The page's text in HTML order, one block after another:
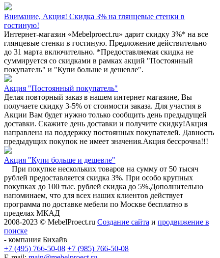
Внимание, Акция! Cкидка 3% на глянцевые стенки в
гостиную!
Интернет-магазин «Mebelproect.ru» дарит скидку 3%* на все
глянцевые стенки в гостиную. Предложение действительно
до 31 марта включительно. *Предоставляемая скидка не
суммируется со скидками в рамках акций "Постоянный
покупатель" и "Купи больше и дешевле".
Акция "Постоянный покупатель"
Делая повторный заказ в нашем интернет магазине, Вы
получаете скидку 3-5% от стоимости заказа. Для участия в
Акции Вам будет нужно только сообщить день предыдущей
доставки. Скажите день доставки и получите скидку!Акция
направлена на поддержку постоянных покупателей. Давность
предыдущих покупок не имеет значения.Акция бессрочна!!!
Акция "Купи больше и дешевле"
При покупке нескольких товаров на сумму от 50 тысяч
рублей предоставляется скидка 3%. При особо крупных
покупках до 100 тыс. рублей скидка до 5%.Дополнительно
напоминаем, что для всех наших клиентов действует
программа по доставке мебели по Москве бесплатно в
пределах МКАД
2008-2023 © MebelProect.ru Создание сайта и продвижение в
поиске
- компания Бихайв
+7 (495) 766-50-08 +7 (985) 766-50-08